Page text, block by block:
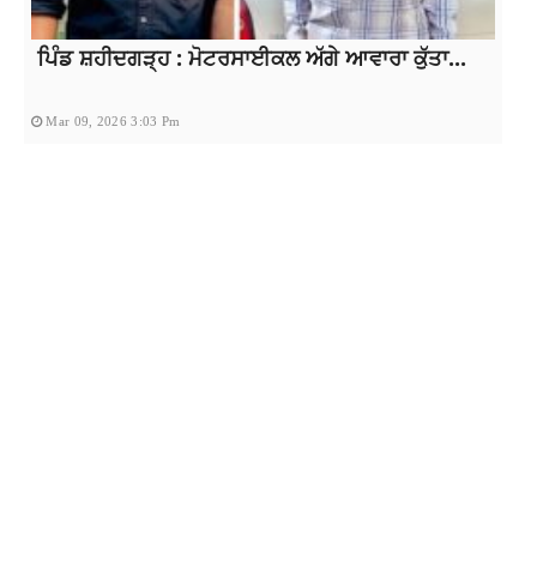
ਪਿੰਡ ਸ਼ਹੀਦਗੜ੍ਹ : ਮੋਟਰਸਾਈਕਲ ਅੱਗੇ ਆਵਾਰਾ ਕੁੱਤਾ...
Mar 09, 2026 3:03 Pm